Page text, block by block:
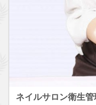
ネイルサロン衛生